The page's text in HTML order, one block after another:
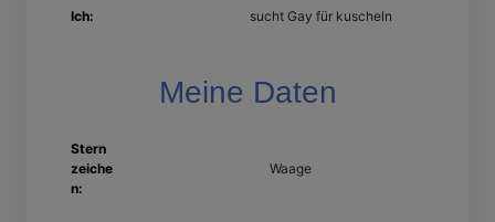
Ich: sucht Gay für kuscheln
Meine Daten
Stern
zeiche
n:
Waage